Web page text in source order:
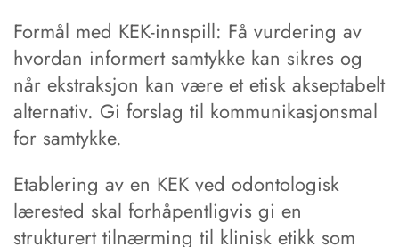
Formål med KEK-innspill: Få vurdering av
hvordan informert samtykke kan sikres og
når ekstraksjon kan være et etisk akseptabelt
alternativ. Gi forslag til kommunikasjonsmal
for samtykke.
Etablering av en KEK ved odontologisk
lærested skal forhåpentligvis gi en
strukturert tilnærming til klinisk etikk som